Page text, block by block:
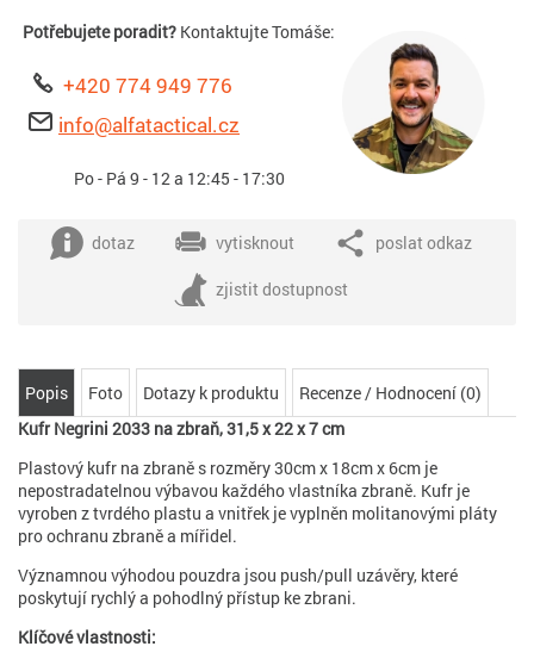
Potřebujete poradit? Kontaktujte Tomáše:
+420 774 949 776
info@alfatactical.cz
Po - Pá 9 - 12 a 12:45 - 17:30
dotaz vytisknout poslat odkaz
zjistit dostupnost
Popis Foto Dotazy k produktu
Recenze / Hodnocení (0)
Kufr Negrini 2033 na zbraň, 31,5 x 22 x 7 cm
Plastový kufr na zbraně s rozměry 30cm x 18cm x 6cm je
nepostradatelnou výbavou každého vlastníka zbraně. Kufr je
vyroben z tvrdého plastu a vnitřek je vyplněn molitanovými pláty
pro ochranu zbraně a mířidel.
Významnou výhodou pouzdra jsou push/pull uzávěry, které
poskytují rychlý a pohodlný přístup ke zbrani.
Klíčové vlastnosti: